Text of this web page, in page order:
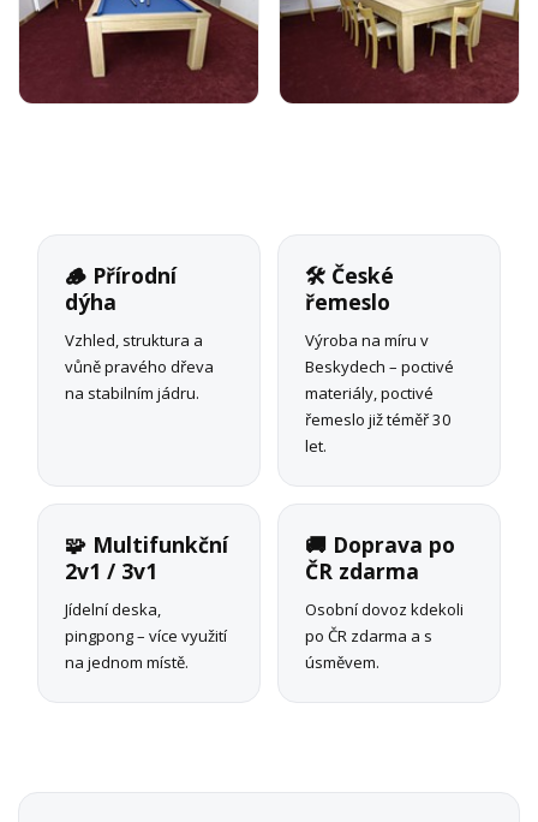
🪵 Přírodní
dýha
Vzhled, struktura a
vůně pravého dřeva
na stabilním jádru.
🛠 České
řemeslo
Výroba na míru v
Beskydech – poctivé
materiály, poctivé
řemeslo již téměř 30
let.
🧩 Multifunkční
2v1 / 3v1
Jídelní deska,
pingpong – více využití
na jednom místě.
🚚 Doprava po
ČR zdarma
Osobní dovoz kdekoli
po ČR zdarma a s
úsměvem.